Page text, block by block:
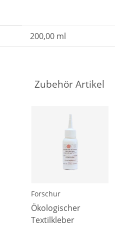
200,00 ml
Zubehör Artikel
Forschur
Ökologischer
Textilkleber